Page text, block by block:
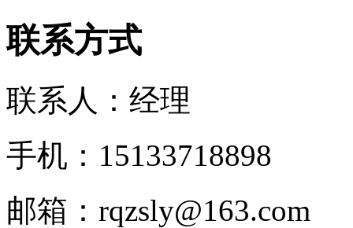
联系方式
联系人：经理
手机：15133718898
邮箱：rqzsly@163.com